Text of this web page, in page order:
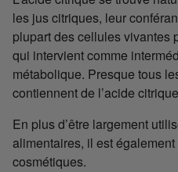
les jus citriques, leur
plupart des cellules vivantes
qui intervient comme
métabolique. Presque tous
contiennent de l’acide
En plus d’être largement
alimentaires, il est
cosmétiques.